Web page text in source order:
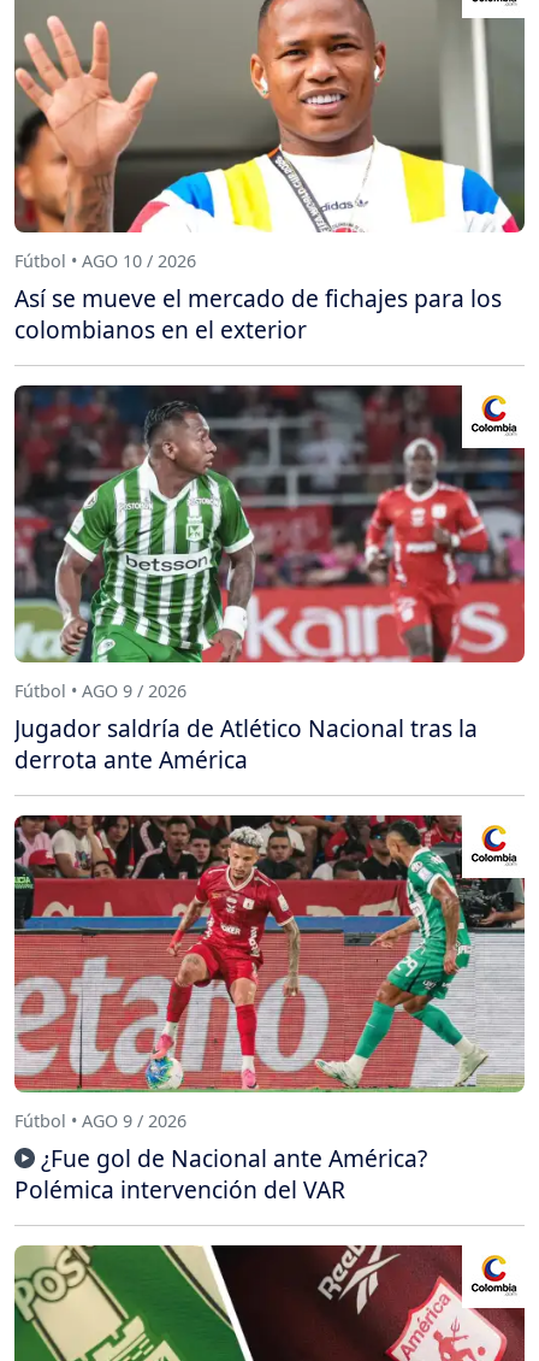
Fútbol • AGO 10 / 2026
Así se mueve el mercado de fichajes para los
colombianos en el exterior
Fútbol • AGO 9 / 2026
Jugador saldría de Atlético Nacional tras la
derrota ante América
Fútbol • AGO 9 / 2026
¿Fue gol de Nacional ante América?
Polémica intervención del VAR